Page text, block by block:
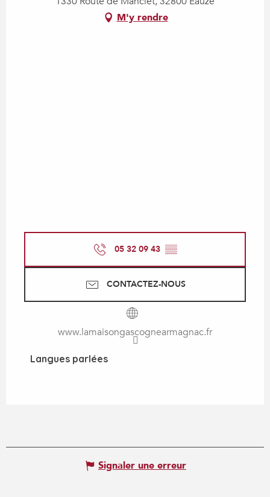
M'y rendre
05 32 09 43 ▒▒
CONTACTEZ-NOUS
www.lamaisongascognearmagnac.fr
Langues parlées
Langues parlées
Signaler une erreur